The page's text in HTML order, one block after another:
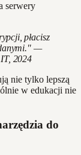
serwery
płacisz
—
2024
nie tylko lepszą
w edukacji nie
do